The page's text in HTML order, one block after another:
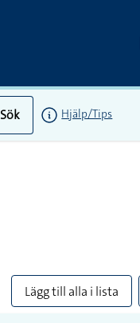
Sök Hjälp/Tips
Lägg till alla i lista